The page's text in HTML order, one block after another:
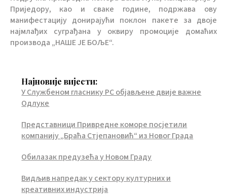
Приједору, као и сваке године, подржава ову
манифестацију донирајући поклон пакете за двоје
најмлађих суграђана у оквиру промоције домаћих
производа „НАШЕ ЈЕ БОЉЕ“.
Најновије вијести:
У Службеном гласнику РС објављене двије важне
Одлуке
Представници Привредне коморе посјетили
компанију „Браћа Стјепановић“ из Новог Града
Обилазак предузећа у Новом Граду
Видљив напредак у сектору културних и
креативних индустрија